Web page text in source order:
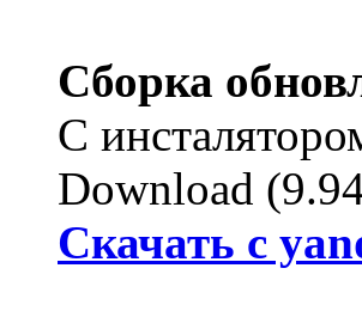
Сборка
С
Download
Cкачать с